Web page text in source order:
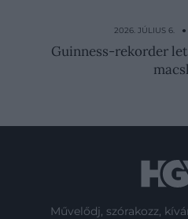
emberrel
2026. JÚLIUS 6.
Guinness-rekorder
Művelődj, szórakozz,